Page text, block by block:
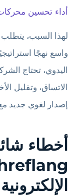
أداء تحسين
واسع نهجًا
اليدوي، تحتاج
الاتساق، وتقليل
إصدار لغوي جديد
أخطاء